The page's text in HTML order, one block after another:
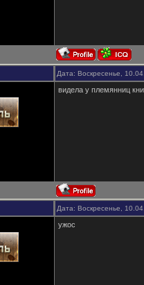
Дата: Воскресенье,
видела у племянниц
Дата: Воскресенье,
ужос